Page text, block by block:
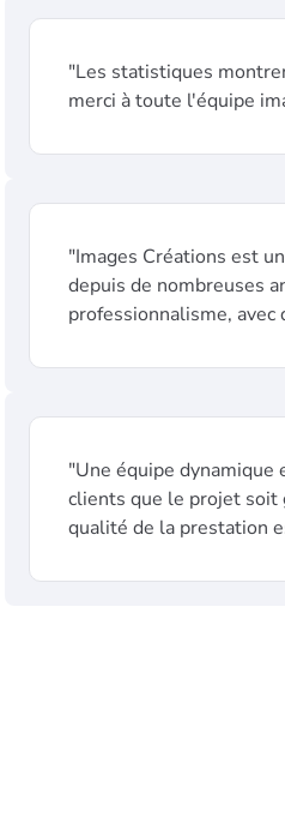
"Les statistiques
merci à toute l'équipe
"Images Créations est
depuis de nombreuses
professionnalisme,
"Une équipe dynamique
clients que le projet soit
qualité de la prestation